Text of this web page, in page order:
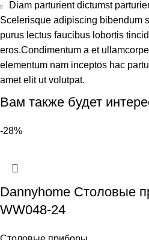
Diam parturient dictumst
Scelerisque adipiscing bibendum
purus lectus faucibus lobortis
eros.Condimentum a et
elementum nam inceptos hac
amet elit ut volutpat.
Вам также будет
-28%
Dannyhome Столовые
WW048-24